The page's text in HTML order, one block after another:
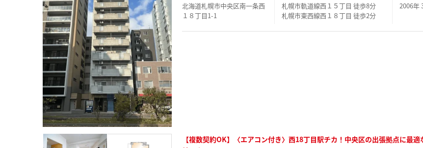
北海道札幌市中央区南一条西
１８丁目1-1
札幌市軌道線西１５丁目 徒歩8分
札幌市東西線西１８丁目 徒歩2分
2006年
【複数契約OK】〈エアコン付き〉西18丁目駅チカ！中央区の出張拠点に最適